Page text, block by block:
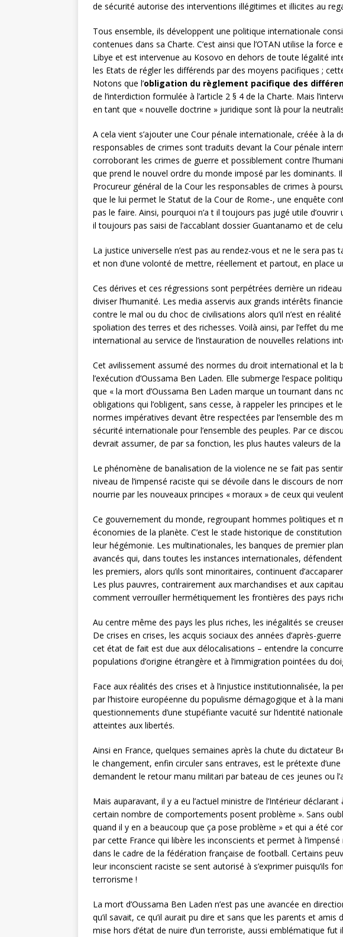
de sécurité autorise des interventions illégitimes et illicites au
Tous ensemble, ils développent une politique internationale
contenues dans sa Charte. C’est ainsi que l’OTAN utilise la
Libye et est intervenue au Kosovo en dehors de toute légalité
les Etats de régler les différends par des moyens pacifiques ;
Notons que l’obligation du règlement pacifique des
de l’interdiction formulée à l’article 2 § 4 de la Charte. Mais
en tant que « nouvelle doctrine » juridique sont là pour la
A cela vient s’ajouter une Cour pénale internationale, créée à la
responsables de crimes sont traduits devant la Cour pénale
corroborant les crimes de guerre et possiblement contre
que prend le nouvel ordre du monde imposé par les dominants.
Procureur général de la Cour les responsables de crimes à
que le lui permet le Statut de la Cour de Rome-, une enquête
pas le faire. Ainsi, pourquoi n’a t il toujours pas jugé utile
il toujours pas saisi de l’accablant dossier Guantanamo et de
La justice universelle n’est pas au rendez-vous et ne le sera
et non d’une volonté de mettre, réellement et partout, en place
Ces dérives et ces régressions sont perpétrées derrière un
diviser l’humanité. Les media asservis aux grands intérêts
contre le mal ou du choc de civilisations alors qu’il n’est en
spoliation des terres et des richesses. Voilà ainsi, par l’effet du
international au service de l’instauration de nouvelles relations
Cet avilissement assumé des normes du droit international et la
l’exécution d’Oussama Ben Laden. Elle submerge l’espace
que « la mort d’Oussama Ben Laden marque un tournant dans
obligations qui l’obligent, sans cesse, à rappeler les principes
normes impératives devant être respectées par l’ensemble des
sécurité internationale pour l’ensemble des peuples. Par ce
devrait assumer, de par sa fonction, les plus hautes valeurs de
Le phénomène de banalisation de la violence ne se fait pas
niveau de l’impensé raciste qui se dévoile dans le discours de
nourrie par les nouveaux principes « moraux » de ceux qui
Ce gouvernement du monde, regroupant hommes politiques et
économies de la planète. C’est le stade historique de
leur hégémonie. Les multinationales, les banques de premier
avancés qui, dans toutes les instances internationales,
les premiers, alors qu’ils sont minoritaires, continuent
Les plus pauvres, contrairement aux marchandises et aux
comment verrouiller hermétiquement les frontières des pays
Au centre même des pays les plus riches, les inégalités se
De crises en crises, les acquis sociaux des années d’après-
cet état de fait est due aux délocalisations – entendre la
populations d’origine étrangère et à l’immigration pointées du
Face aux réalités des crises et à l’injustice institutionnalisée, la
par l’histoire européenne du populisme démagogique et à la
questionnements d’une stupéfiante vacuité sur l’identité
atteintes aux libertés.
Ainsi en France, quelques semaines après la chute du dictateur
le changement, enfin circuler sans entraves, est le prétexte
demandent le retour manu militari par bateau de ces jeunes ou
Mais auparavant, il y a eu l’actuel ministre de l’Intérieur
certain nombre de comportements posent problème ». Sans
quand il y en a beaucoup que ça pose problème » et qui a été
par cette France qui libère les inconscients et permet à
dans le cadre de la fédération française de football. Certains
leur inconscient raciste se sent autorisé à s’exprimer puisqu’ils
terrorisme !
La mort d’Oussama Ben Laden n’est pas une avancée en
qu’il savait, ce qu’il aurait pu dire et sans que les parents et
mise hors d’état de nuire d’un terroriste, aussi emblématique